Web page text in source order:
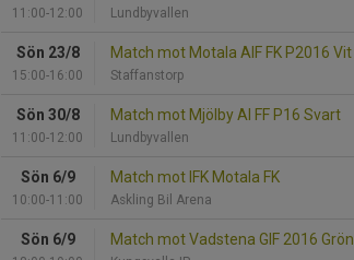
11:00-12:00 Lundbyvallen
Sön 23/8
15:00-16:00
Match mot Motala AIF FK P2016 Vit
Staffanstorp
Sön 30/8
11:00-12:00
Match mot Mjölby AI FF P16 Svart
Lundbyvallen
Sön 6/9
10:00-11:00
Match mot IFK Motala FK
Askling Bil Arena
Sön 6/9 Match mot Vadstena GIF 2016 Grön